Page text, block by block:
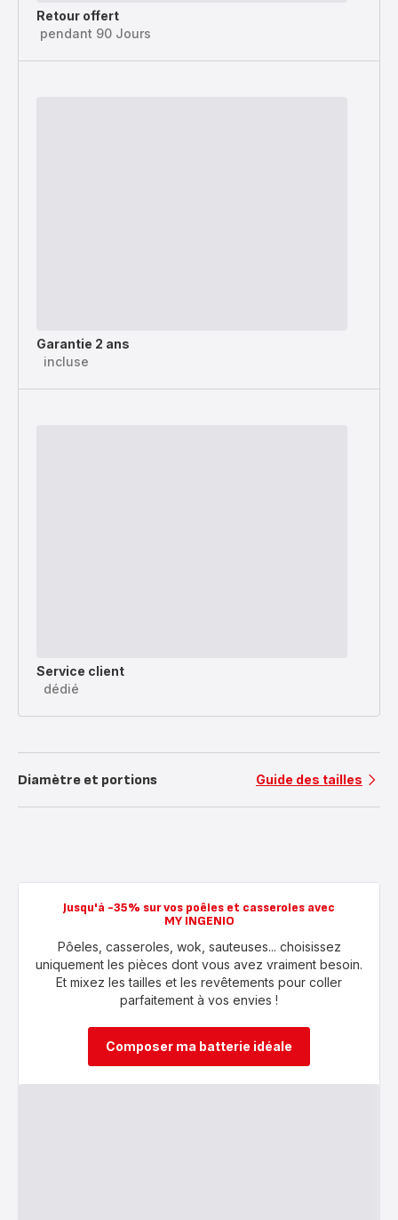
Retour offert
pendant 90 Jours
Garantie 2 ans
incluse
Service client
dédié
Diamètre et portions Guide des tailles
Jusqu'à -35% sur vos poêles et casseroles avec
MY INGENIO
Pôeles, casseroles, wok, sauteuses... choisissez
uniquement les pièces dont vous avez vraiment besoin.
Et mixez les tailles et les revêtements pour coller
parfaitement à vos envies !
Composer ma batterie idéale